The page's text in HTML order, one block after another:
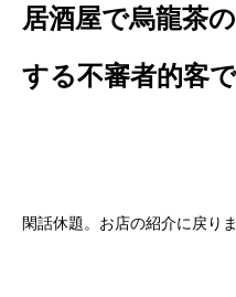
居酒屋で烏龍茶
する不審者的客で
閑話休題。お店の紹介に戻りま